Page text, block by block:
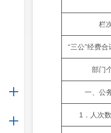
栏
“三公”经费
部门
一、公
1．人次